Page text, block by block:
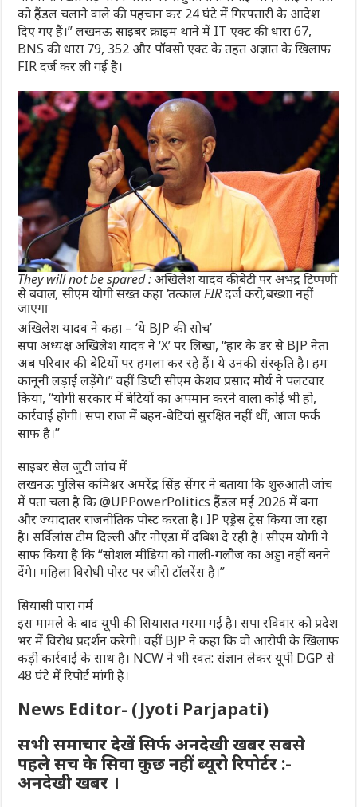
को हैंडल चलाने वाले की पहचान कर 24 घंटे में गिरफ्तारी के आदेश
दिए गए हैं।” लखनऊ साइबर क्राइम थाने में IT एक्ट की धारा 67,
BNS की धारा 79, 352 और पॉक्सो एक्ट के तहत अज्ञात के खिलाफ
FIR दर्ज कर ली गई है।
They will not be spared : अखिलेश यादव की बेटी पर अभद्र टिप्पणी
से बवाल, सीएम योगी सख्त कहा ‘तत्काल FIR दर्ज करो,बख्शा नहीं
जाएगा
अखिलेश यादव ने कहा – ‘ये BJP की सोच’
सपा अध्यक्ष अखिलेश यादव ने ‘X’ पर लिखा, “हार के डर से BJP नेता
अब परिवार की बेटियों पर हमला कर रहे हैं। ये उनकी संस्कृति है। हम
कानूनी लड़ाई लड़ेंगे।” वहीं डिप्टी सीएम केशव प्रसाद मौर्य ने पलटवार
किया, “योगी सरकार में बेटियों का अपमान करने वाला कोई भी हो,
कार्रवाई होगी। सपा राज में बहन-बेटियां सुरक्षित नहीं थीं, आज फर्क
साफ है।”
साइबर सेल जुटी जांच में
लखनऊ पुलिस कमिश्नर अमरेंद्र सिंह सेंगर ने बताया कि शुरुआती जांच
में पता चला है कि @UPPowerPolitics हैंडल मई 2026 में बना
और ज्यादातर राजनीतिक पोस्ट करता है। IP एड्रेस ट्रेस किया जा रहा
है। सर्विलांस टीम दिल्ली और नोएडा में दबिश दे रही है। सीएम योगी ने
साफ किया है कि “सोशल मीडिया को गाली-गलौज का अड्डा नहीं बनने
देंगे। महिला विरोधी पोस्ट पर जीरो टॉलरेंस है।”
सियासी पारा गर्म
इस मामले के बाद यूपी की सियासत गरमा गई है। सपा रविवार को प्रदेश
भर में विरोध प्रदर्शन करेगी। वहीं BJP ने कहा कि वो आरोपी के खिलाफ
कड़ी कार्रवाई के साथ है। NCW ने भी स्वत: संज्ञान लेकर यूपी DGP से
48 घंटे में रिपोर्ट मांगी है।
News Editor- (Jyoti Parjapati)
सभी समाचार देखें सिर्फ अनदेखी खबर सबसे
पहले सच के सिवा कुछ नहीं ब्यूरो रिपोर्टर :-
अनदेखी खबर ।